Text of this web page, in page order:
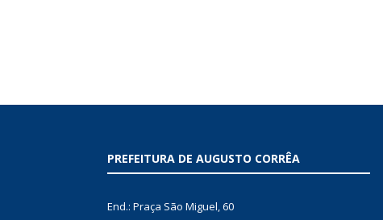
PREFEITURA DE AUGUSTO CORRÊA
End.: Praça São Miguel, 60